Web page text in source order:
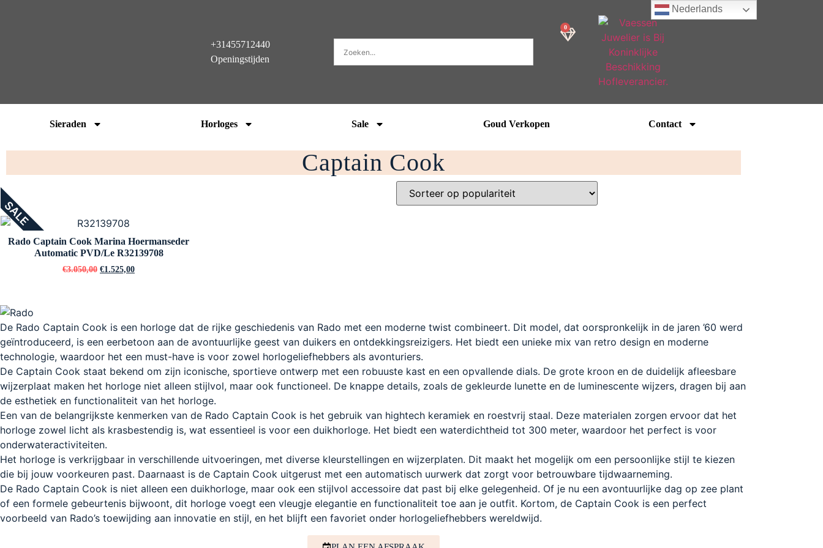
+31455712440
Openingstijden
0
Sieraden Horloges Sale Goud Verkopen Contact
Captain Cook
SALE
Rado Captain Cook Marina Hoermanseder
Automatic PVD/Le R32139708
€3.050,00 €1.525,00
De Rado Captain Cook is een horloge dat de rijke geschiedenis van Rado met een moderne twist combineert. Dit model, dat oorspronkelijk in de jaren ’60 werd
geïntroduceerd, is een eerbetoon aan de avontuurlijke geest van duikers en ontdekkingsreizigers. Het biedt een unieke mix van retro design en moderne
technologie, waardoor het een must-have is voor zowel horlogeliefhebbers als avonturiers.
De Captain Cook staat bekend om zijn iconische, sportieve ontwerp met een robuuste kast en een opvallende dials. De grote kroon en de duidelijk afleesbare
wijzerplaat maken het horloge niet alleen stijlvol, maar ook functioneel. De knappe details, zoals de gekleurde lunette en de luminescente wijzers, dragen bij aan
de esthetiek en functionaliteit van het horloge.
Een van de belangrijkste kenmerken van de Rado Captain Cook is het gebruik van hightech keramiek en roestvrij staal. Deze materialen zorgen ervoor dat het
horloge zowel licht als krasbestendig is, wat essentieel is voor een duikhorloge. Het biedt een waterdichtheid tot 300 meter, waardoor het perfect is voor
onderwateractiviteiten.
Het horloge is verkrijgbaar in verschillende uitvoeringen, met diverse kleurstellingen en wijzerplaten. Dit maakt het mogelijk om een persoonlijke stijl te kiezen
die bij jouw voorkeuren past. Daarnaast is de Captain Cook uitgerust met een automatisch uurwerk dat zorgt voor betrouwbare tijdwaarneming.
De Rado Captain Cook is niet alleen een duikhorloge, maar ook een stijlvol accessoire dat past bij elke gelegenheid. Of je nu een avontuurlijke dag op zee plant
of een formele gebeurtenis bijwoont, dit horloge voegt een vleugje elegantie en functionaliteit toe aan je outfit. Kortom, de Captain Cook is een perfect
voorbeeld van Rado’s toewijding aan innovatie en stijl, en het blijft een favoriet onder horlogeliefhebbers wereldwijd.
Nederlands